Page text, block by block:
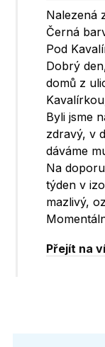
Nalezená
Černá
Pod
Dobrý
domů z
Byli jsme
zdravý, v
dáváme
Na
týden v
mazlivý,
Přejít na